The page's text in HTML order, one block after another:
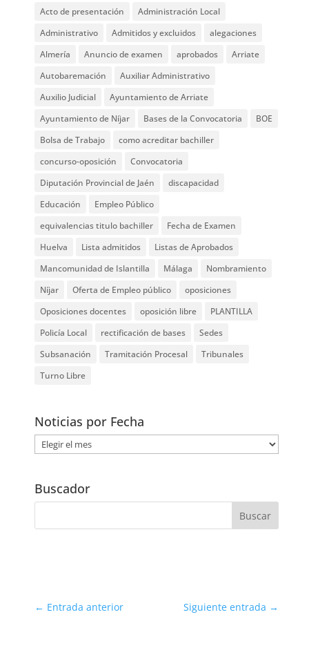
Acto de presentación
Administración Local
Administrativo
Admitidos y excluidos
alegaciones
Almería
Anuncio de examen aprobados
Arriate
Autobaremación
Auxiliar Administrativo
Auxilio Judicial
Ayuntamiento de Arriate
Ayuntamiento de Níjar
Bases de la Convocatoria
BOE
Bolsa de Trabajo
como acreditar bachiller
concurso-oposición
Convocatoria
Diputación Provincial de Jaén
discapacidad
Educación
Empleo Público
equivalencias titulo bachiller
Fecha de Examen
Huelva
Lista admitidos
Listas de Aprobados
Mancomunidad de Islantilla
Málaga
Nombramiento
Níjar
Oferta de Empleo público
oposiciones
Oposiciones docentes
oposición libre
PLANTILLA
Policía Local
rectificación de bases
Sedes
Subsanación
Tramitación Procesal
Tribunales
Turno Libre
Noticias por Fecha
Noticias
por
Buscador
← Entrada anterior Siguiente entrada →